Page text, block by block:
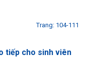
Trang: 104-111
tiếp cho sinh viên